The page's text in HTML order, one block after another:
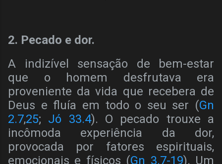
2. Pecado e dor.
A indizível sensação de bem-estar
que o homem desfrutava era
proveniente da vida que recebera de
Deus e fluía em todo o seu ser (Gn
2.7,25; Jó 33.4). O pecado trouxe a
incômoda experiência da dor,
provocada por fatores espirituais,
emocionais e físicos (Gn 3.7-19). Um